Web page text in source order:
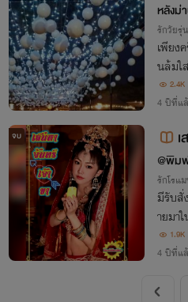
หลังม่
รักวัยรุ่น
เพียง
นล้มใ
มเต้น
2.4K
4 ปีที่แ
จบ
@พิ
รักโรแ
มีรับสั่
ายมา
อจันท
นสนิท
1.9K
4 ปีที่แ